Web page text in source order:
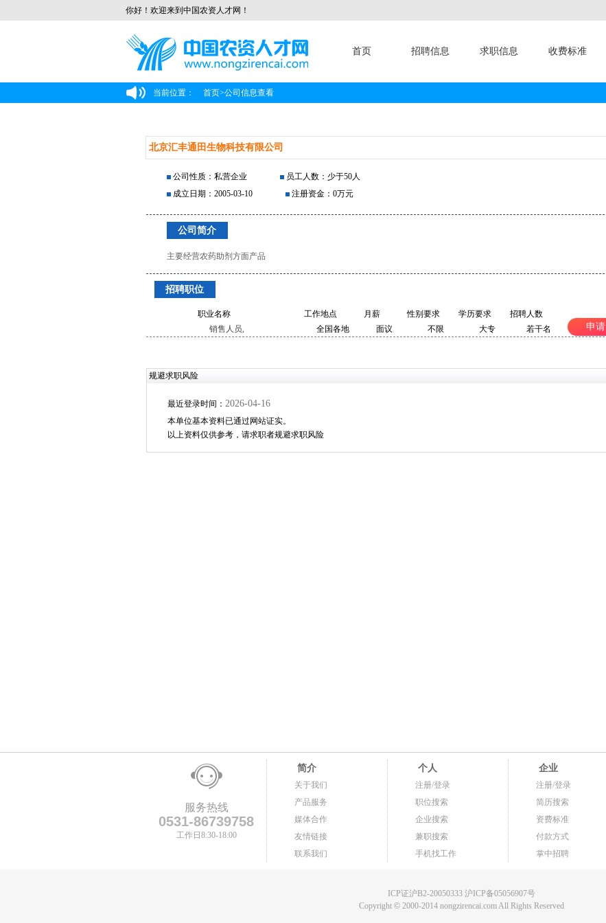
你好！欢迎来到中国农资人才网！
首页 招聘信息 求职信息 收费标准
当前位置： 首页>公司信息查看
北京汇丰通田生物科技有限公司
公司性质：私营企业
员工人数：少于50人
成立日期：2005-03-10
注册资金：0万元
公司简介
主要经营农药助剂方面产品
招聘职位
职业名称 工作地点 月薪 性别要求 学历要求
招聘人数
销售人员,
全国各地 面议 不限 大专 若干名 申请
规避求职风险
最近登录时间： 2026-04-16
本单位基本资料已通过网站证实。
以上资料仅供参考，请求职者规避求职风险
服务热线
0531-86739758
工作日8:30-18:00
简介
关于我们
产品服务
媒体合作
友情链接
联系我们
个人
注册/登录
职位搜索
企业搜索
兼职搜索
手机找工作
企业
注册/登录
简历搜索
资费标准
付款方式
掌中招聘
ICP证沪B2-20050333 沪ICP备05056907号
Copyright© 2000-2014 nongzirencai.com All Rights Reserved